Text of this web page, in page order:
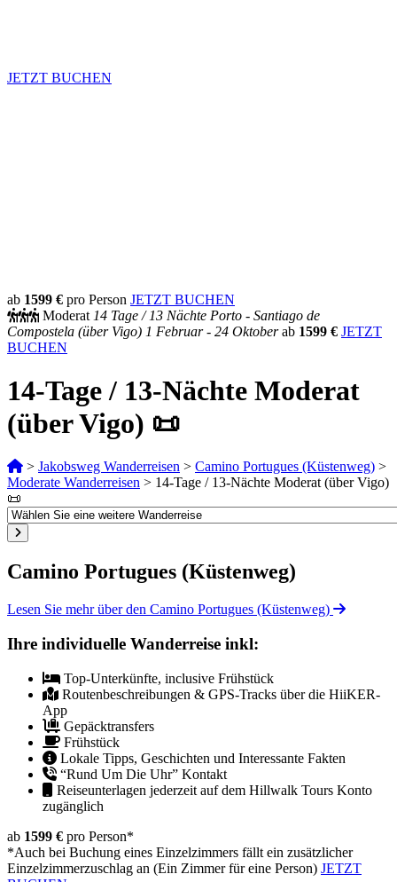
JETZT BUCHEN
ab 1599 € pro Person JETZT BUCHEN
Moderat 14 Tage / 13 Nächte Porto - Santiago de
Compostela (über Vigo) 1 Februar - 24 Oktoberab 1599 € JETZT
BUCHEN
14-Tage / 13-Nächte Moderat
(über Vigo) 📜
> Jakobsweg Wanderreisen > Camino Portugues (Küstenweg) >
Moderate Wanderreisen > 14-Tage / 13-Nächte Moderat (über Vigo)
📜
Camino Portugues (Küstenweg)
Lesen Sie mehr über den Camino Portugues (Küstenweg)
Ihre individuelle Wanderreise inkl:
Top-Unterkünfte, inclusive Frühstück
Routenbeschreibungen & GPS-Tracks über die HiiKER-
App
Gepäcktransfers
Frühstück
Lokale Tipps, Geschichten und Interessante Fakten
“Rund Um Die Uhr” Kontakt
Reiseunterlagen jederzeit auf dem Hillwalk Tours Konto
zugänglich
ab 1599 € pro Person*
*Auch bei Buchung eines Einzelzimmers fällt ein zusätzlicher
Einzelzimmerzuschlag an (Ein Zimmer für eine Person) JETZT